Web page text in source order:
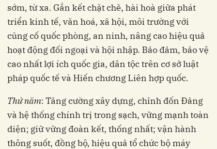
sớm, từ xa. Gắn kết chặt chẽ, hài hoà giữa phát
triển kinh tế, văn hoá, xã hội, môi trường với
củng cố quốc phòng, an ninh, nâng cao hiệu quả
hoạt động đối ngoại và hội nhập. Bảo đảm, bảo vệ
cao nhất lợi ích quốc gia, dân tộc trên cơ sở luật
pháp quốc tế và Hiến chương Liên hợp quốc.
Thứ năm: Tăng cường xây dựng, chỉnh đốn Đảng
và hệ thống chính trị trong sạch, vững mạnh toàn
diện; giữ vững đoàn kết, thống nhất; vận hành
thông suốt, đồng bộ, hiệu quả tổ chức bộ máy